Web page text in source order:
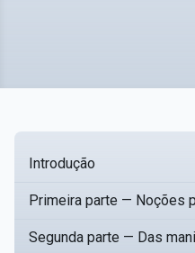
Introdução
Primeira parte — Noções
Segunda parte — Das